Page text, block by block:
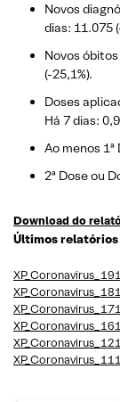
Novos
dias: 11.075
Novos
(-25,1%).
Doses
Há 7 dias:
Ao menos 1ª
2ª Dose ou
Download do
Últimos relatórios